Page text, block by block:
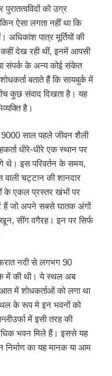
को उग्र
ऐसा लगता नहीं था कि
पात्र मूर्तियों की
देख रही थीं, इनमें आपसी
संपर्क के अन्य कोई संकेत
बताते हैं कि सायबुर्क में
कुछ संवाद दिखता है। यह
है।
9000 साल पहले जीवन शैली
धीरे-धीरे एक स्थान पर
इस परिवर्तन के समय,
चट्टान की शानदार
के एकल प्रस्तर खंभों पर
हैं जो अपने सबसे घातक अंगों
सींग वगैरह। इन पर सिर्फ
फरात नदी से लगभग 90
में की थी। ये स्थल अब
में शोधकर्ताओं को लगा था
के रूप मे इन भवनों को
में इसी तरह की
भवन मिले हैं। इससे यह
निर्माण का यह मानक या आम